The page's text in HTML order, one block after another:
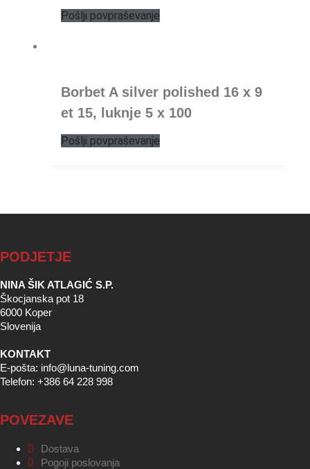
Pošlji povpraševanje
Borbet A silver polished 16 x 9
et 15, luknje 5 x 100
Pošlji povpraševanje
PODJETJE
NINA ŠIK ATLAGIĆ S.P.
Škocjanska pot 18
6000 Koper
Slovenija
KONTAKT
E-pošta: info@luna-tuning.com
Telefon: +386 64 228 998
POVEZAVE
Dostava
Pogoji poslovanja